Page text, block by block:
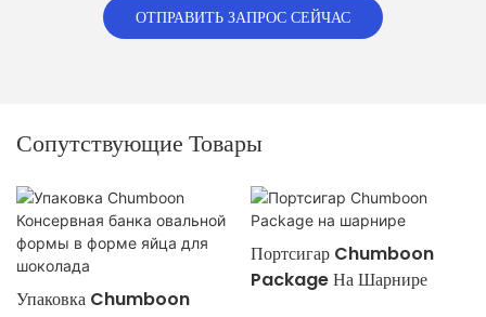
ОТПРАВИТЬ ЗАПРОС СЕЙЧАС
Сопутствующие Товары
Упаковка Chumboon
Портсигар Chumboon
Package На Шарнире